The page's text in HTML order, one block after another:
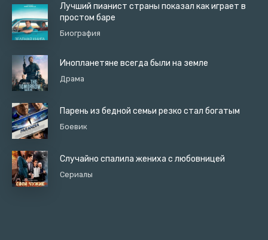
Лучший пианист страны показал как играет в
простом баре
Биография
Инопланетяне всегда были на земле
Драма
Парень из бедной семьи резко стал богатым
Боевик
Случайно спалила жениха с любовницей
Сериалы